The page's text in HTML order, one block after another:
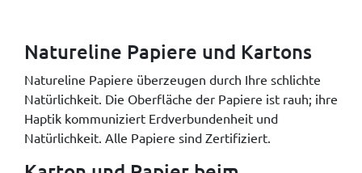
Natureline Papiere und Kartons
Natureline Papiere überzeugen durch Ihre schlichte
Natürlichkeit. Die Oberfläche der Papiere ist rauh; ihre
Haptik kommuniziert Erdverbundenheit und
Natürlichkeit. Alle Papiere sind Zertifiziert.